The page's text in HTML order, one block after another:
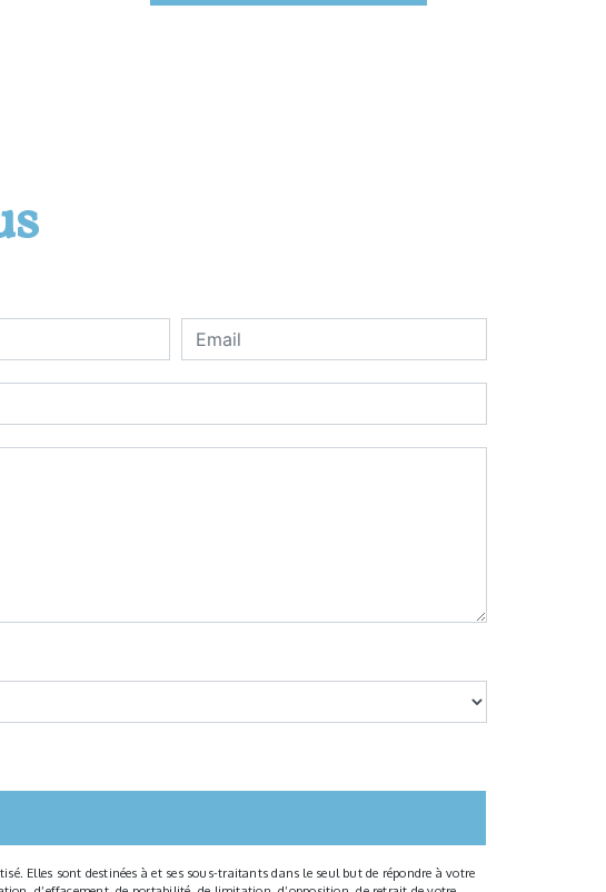
Elles sont destinées à et ses sous-traitants dans le seul but de répondre à votre